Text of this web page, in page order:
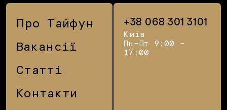
Про Тайфун
Вакансії
Статті
Контакти
+38 068 301 3101
Київ
Пн–Пт 9:00 -
17:00